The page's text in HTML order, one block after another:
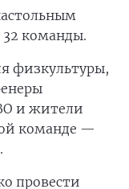
команды.
физкультуры,
и жители
команде —
провести